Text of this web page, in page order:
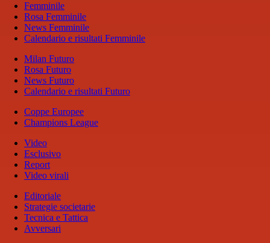
Femminile
Rosa Femminile
News Femminile
Calendario e risultati Femminile
Milan Futuro
Rosa Futuro
News Futuro
Calendario e risultati Futuro
Coppe Europee
Champions League
Video
Esclusivo
Report
Video virali
Editoriale
Strategie societarie
Tecnica e Tattica
Avversari